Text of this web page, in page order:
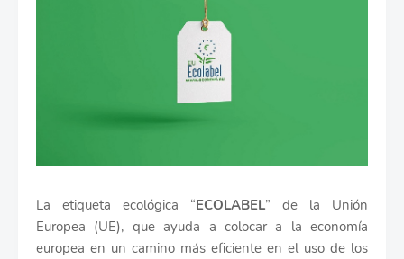
La etiqueta ecológica “ECOLABEL” de la Unión
Europea (UE), que ayuda a colocar a la economía
europea en un camino más eficiente en el uso de los